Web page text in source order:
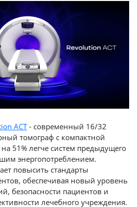
ACT- современный 16/32
томограф с компактной
51% легче систем предыдущего
энергопотреблением.
повысить стандарты
обеспечивая новый уровень
безопасности пациентов и
лечебного учреждения.